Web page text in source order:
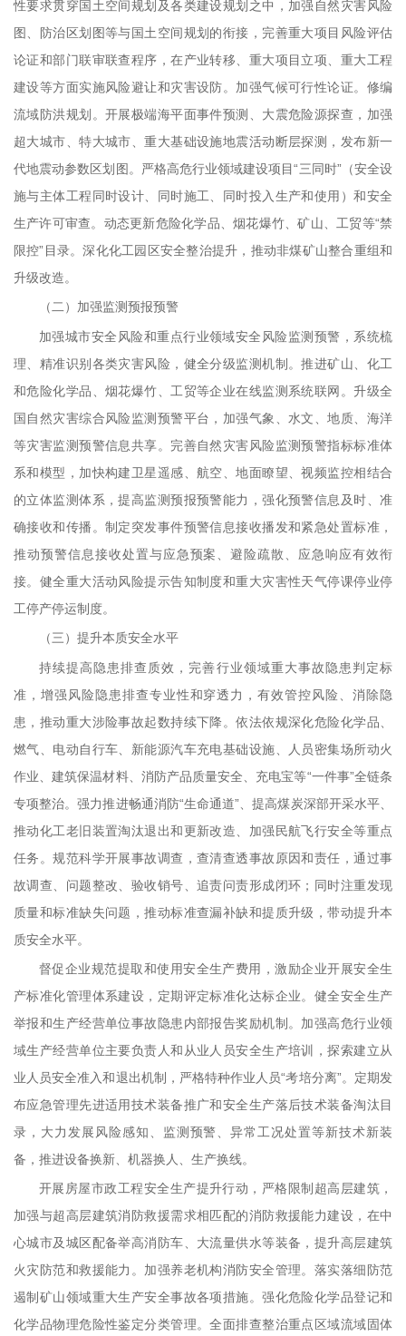
性要求贯穿国土空间规划及各类建设规划之中，加强自然灾害风险
图、防治区划图等与国土空间规划的衔接，完善重大项目风险评估
论证和部门联审联查程序，在产业转移、重大项目立项、重大工程
建设等方面实施风险避让和灾害设防。加强气候可行性论证。修编
流域防洪规划。开展极端海平面事件预测、大震危险源探查，加强
超大城市、特大城市、重大基础设施地震活动断层探测，发布新一
代地震动参数区划图。严格高危行业领域建设项目“三同时”（安全设
施与主体工程同时设计、同时施工、同时投入生产和使用）和安全
生产许可审查。动态更新危险化学品、烟花爆竹、矿山、工贸等“禁
限控”目录。深化化工园区安全整治提升，推动非煤矿山整合重组和
升级改造。
（二）加强监测预报预警
加强城市安全风险和重点行业领域安全风险监测预警，系统梳
理、精准识别各类灾害风险，健全分级监测机制。推进矿山、化工
和危险化学品、烟花爆竹、工贸等企业在线监测系统联网。升级全
国自然灾害综合风险监测预警平台，加强气象、水文、地质、海洋
等灾害监测预警信息共享。完善自然灾害风险监测预警指标标准体
系和模型，加快构建卫星遥感、航空、地面瞭望、视频监控相结合
的立体监测体系，提高监测预报预警能力，强化预警信息及时、准
确接收和传播。制定突发事件预警信息接收播发和紧急处置标准，
推动预警信息接收处置与应急预案、避险疏散、应急响应有效衔
接。健全重大活动风险提示告知制度和重大灾害性天气停课停业停
工停产停运制度。
（三）提升本质安全水平
持续提高隐患排查质效，完善行业领域重大事故隐患判定标
准，增强风险隐患排查专业性和穿透力，有效管控风险、消除隐
患，推动重大涉险事故起数持续下降。依法依规深化危险化学品、
燃气、电动自行车、新能源汽车充电基础设施、人员密集场所动火
作业、建筑保温材料、消防产品质量安全、充电宝等“一件事”全链条
专项整治。强力推进畅通消防“生命通道”、提高煤炭深部开采水平、
推动化工老旧装置淘汰退出和更新改造、加强民航飞行安全等重点
任务。规范科学开展事故调查，查清查透事故原因和责任，通过事
故调查、问题整改、验收销号、追责问责形成闭环；同时注重发现
质量和标准缺失问题，推动标准查漏补缺和提质升级，带动提升本
质安全水平。
督促企业规范提取和使用安全生产费用，激励企业开展安全生
产标准化管理体系建设，定期评定标准化达标企业。健全安全生产
举报和生产经营单位事故隐患内部报告奖励机制。加强高危行业领
域生产经营单位主要负责人和从业人员安全生产培训，探索建立从
业人员安全准入和退出机制，严格特种作业人员“考培分离”。定期发
布应急管理先进适用技术装备推广和安全生产落后技术装备淘汰目
录，大力发展风险感知、监测预警、异常工况处置等新技术新装
备，推进设备换新、机器换人、生产换线。
开展房屋市政工程安全生产提升行动，严格限制超高层建筑，
加强与超高层建筑消防救援需求相匹配的消防救援能力建设，在中
心城市及城区配备举高消防车、大流量供水等装备，提升高层建筑
火灾防范和救援能力。加强养老机构消防安全管理。落实落细防范
遏制矿山领域重大生产安全事故各项措施。强化危险化学品登记和
化学品物理危险性鉴定分类管理。全面排查整治重点区域流域固体